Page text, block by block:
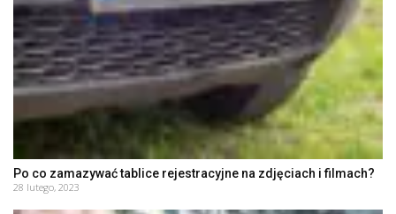
Po co zamazywać tablice rejestracyjne na zdjęciach i filmach?
28 lutego, 2023